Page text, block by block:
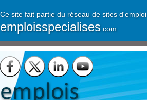
Ce site fait partie du réseau de sites d'emploi
emploisspecialises .com